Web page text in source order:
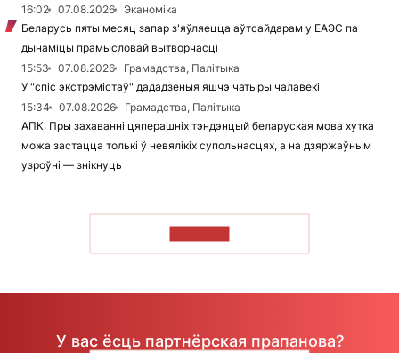
16:02
07.08.2026
Эканоміка
Беларусь пяты месяц запар з'яўляецца аўтсайдарам у ЕАЭС па
дынаміцы прамысловай вытворчасці
15:53
07.08.2026
Грамадства, Палітыка
У "спіс экстрэмістаў" дададзеныя яшчэ чатыры чалавекі
15:34
07.08.2026
Грамадства, Палітыка
АПК: Пры захаванні цяперашніх тэндэнцый беларуская мова хутка
можа застацца толькі ў невялікіх супольнасцях, а на дзяржаўным
узроўні — знікнуць
У вас ёсць партнёрская прапанова?